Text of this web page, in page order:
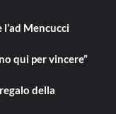
Mencucci
qui per vincere”
della